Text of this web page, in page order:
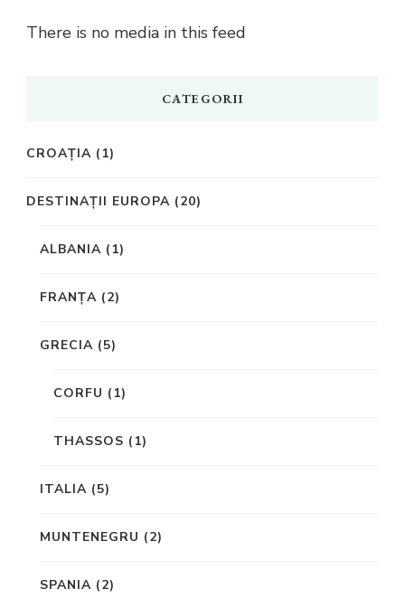
There is no media in this feed
CATEGORII
CROAȚIA (1)
DESTINAȚII EUROPA (20)
ALBANIA (1)
FRANȚA (2)
GRECIA (5)
CORFU (1)
THASSOS (1)
ITALIA (5)
MUNTENEGRU (2)
SPANIA (2)